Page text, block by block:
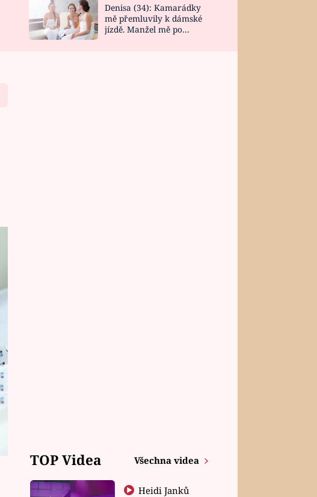
DESIGN
Denisa (34): Kamarádky
mě přemluvily k dámské
jízdě. Manžel mě po
TOP Videa Všechna videa
Heidi Janků